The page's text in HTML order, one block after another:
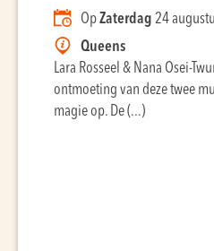
OpZaterdag 24
Queens
Lara Rosseel & Nana Osei-
ontmoeting van deze twee
magie op. De (...)